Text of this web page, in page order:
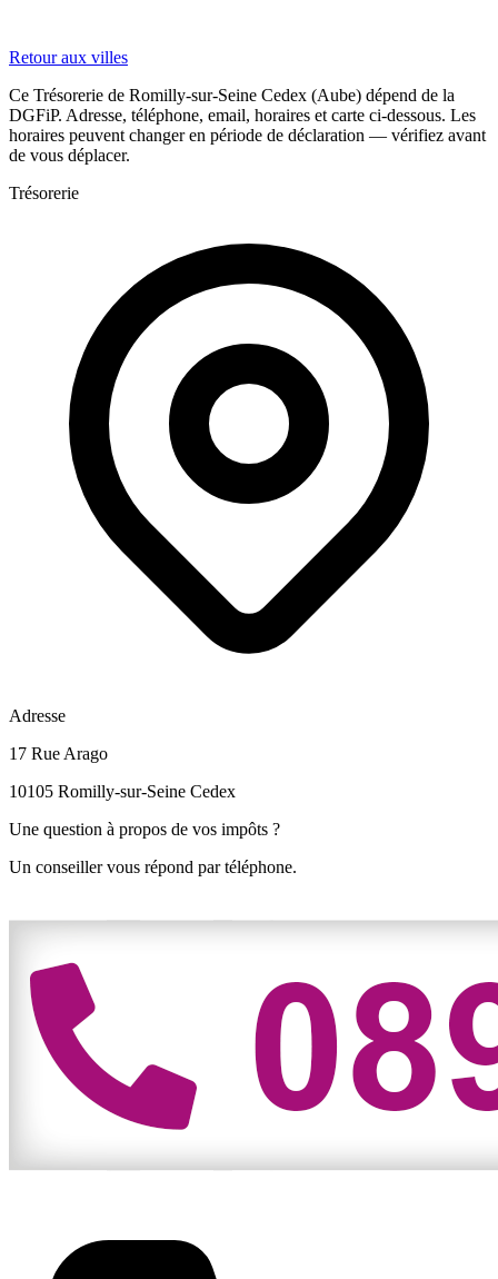
Retour aux villes
Ce Trésorerie de Romilly-sur-Seine Cedex (Aube) dépend de la
DGFiP. Adresse, téléphone, email, horaires et carte ci-dessous. Les
horaires peuvent changer en période de déclaration — vérifiez avant
de vous déplacer.
Trésorerie
Adresse
17 Rue Arago
10105 Romilly-sur-Seine Cedex
Une question à propos de vos impôts ?
Un conseiller vous répond par téléphone.